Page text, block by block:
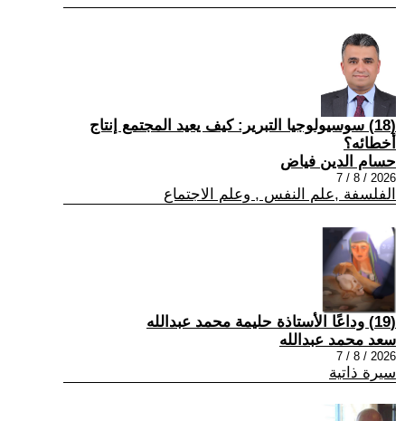
(18) سوسيولوجيا التبرير: كيف يعيد المجتمع إنتاج
أخطائه؟
حسام الدين فياض
2026 / 8 / 7
الفلسفة ,علم النفس , وعلم الاجتماع
(19) وداعًا الأستاذة حليمة محمد عبدالله
سعد محمد عبدالله
2026 / 8 / 7
سيرة ذاتية